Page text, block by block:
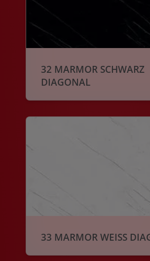
32 MARMOR SCHWARZ
DIAGONAL
33 MARMOR WEISS